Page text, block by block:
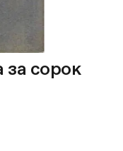
сорок